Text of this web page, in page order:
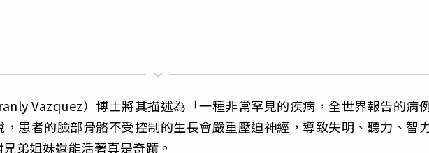
Vazquez）博士將其描述為「一種非常罕見的疾病，全世界報告的病
患者的臉部骨骼不受控制的生長會嚴重壓迫神經，導致失明、聽力、智
弟姐妹還能活著真是奇蹟。